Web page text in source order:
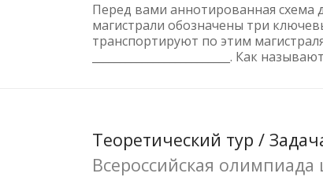
Перед вами аннотированная схема
магистрали обозначены три
транспортируют по этим
_________________________. Как
Теоретический тур /
Всероссийская